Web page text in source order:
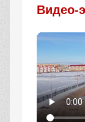
Видео-